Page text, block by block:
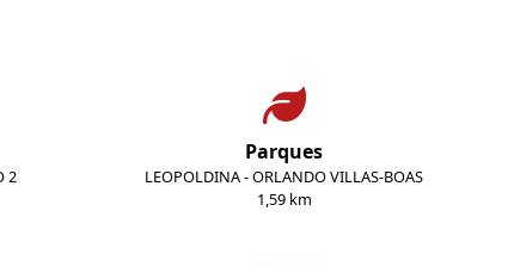
2
Parques
LEOPOLDINA - ORLANDO VILLAS-BOAS
1,59 km